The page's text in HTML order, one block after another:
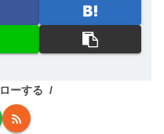
ーする